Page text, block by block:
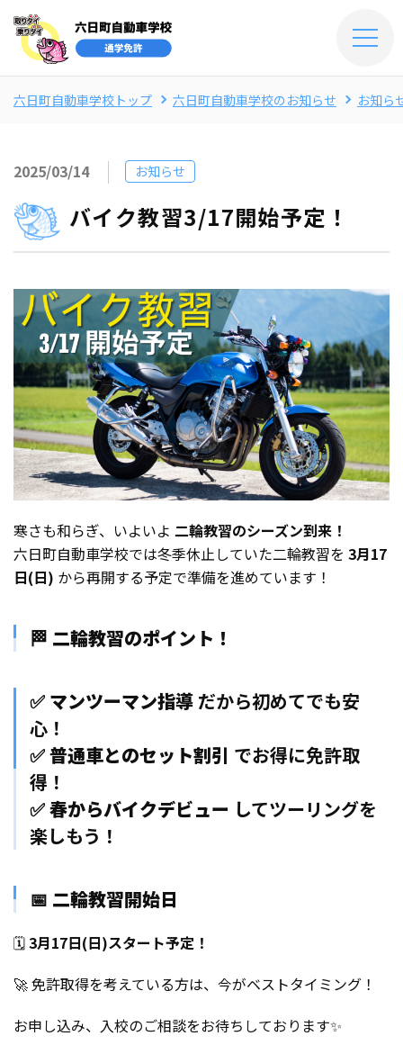
六日町自動車学校トップ 六日町自動車学校のお知らせ お知ら
2025/03/14 お知らせ
バイク教習3/17開始予定！
寒さも和らぎ、いよいよ 二輪教習のシーズン到来！
六日町自動車学校では冬季休止していた二輪教習を 3月17
日(日) から再開する予定で準備を進めています！
🏁 二輪教習のポイント！
✅ マンツーマン指導 だから初めてでも安
心！
✅普通車とのセット割引 でお得に免許取
得！
✅春からバイクデビュー してツーリングを
楽しもう！
📅 二輪教習開始日
🗓3月17日(日)スタート予定！
🚀 免許取得を考えている方は、今がベストタイミング！
お申し込み、入校のご相談をお待ちしております✨